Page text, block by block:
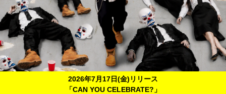
2026年7月17日(金)リリース
「CAN YOU CELEBRATE?」